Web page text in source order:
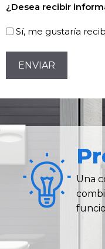
¿Desea recibir
Sí, me gustaría
CAPTCHA
Una